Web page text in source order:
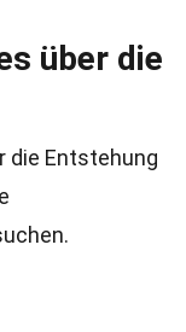
über die
die Entstehung